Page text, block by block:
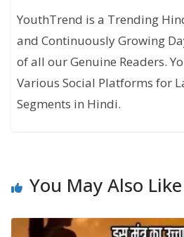
YouthTrend is a Trending
and Continuously Growing
of all our Genuine Readers.
Various Social Platforms for
Segments in Hindi.
You May Also Like